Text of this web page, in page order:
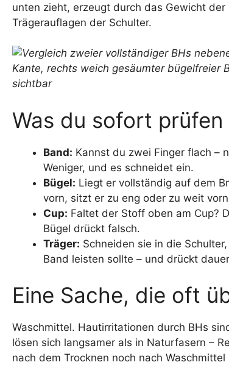
unten zieht, erzeugt durch das Gewicht
Trägerauflagen der Schulter.
Was du sofort prüfen
Band: Kannst du zwei Finger flach –
Weniger, und es schneidet ein.
Bügel: Liegt er vollständig auf dem
vorn, sitzt er zu eng oder zu weit
Cup: Faltet der Stoff oben am Cup?
Bügel drückt falsch.
Träger: Schneiden sie in die
Band leisten sollte – und drückt
Eine Sache, die oft
Waschmittel. Hautirritationen durch BHs
lösen sich langsamer als in Naturfasern –
nach dem Trocknen noch nach